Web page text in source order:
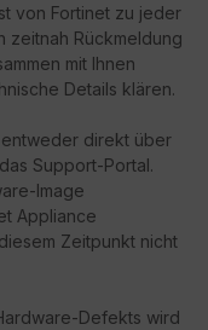
von Fortinet zu jeder
zeitnah Rückmeldung
mit Ihnen
Details klären.
entweder direkt über
Support-Portal.
Image
Appliance
Zeitpunkt nicht
Defekts wird